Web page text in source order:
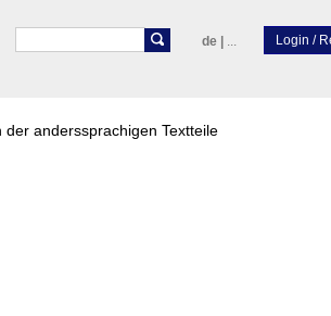
de |
der anderssprachigen Textteile